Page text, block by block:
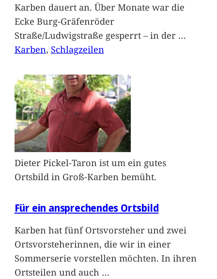
Karben dauert an. Über Monate war die
Ecke Burg-Gräfenröder
Straße/Ludwigstraße gesperrt – in der …
Karben, Schlagzeilen
Dieter Pickel-Taron ist um ein gutes
Ortsbild in Groß-Karben bemüht.
Für ein ansprechendes Ortsbild
Karben hat fünf Ortsvorsteher und zwei
Ortsvorsteherinnen, die wir in einer
Sommerserie vorstellen möchten. In ihren
Ortsteilen und auch …